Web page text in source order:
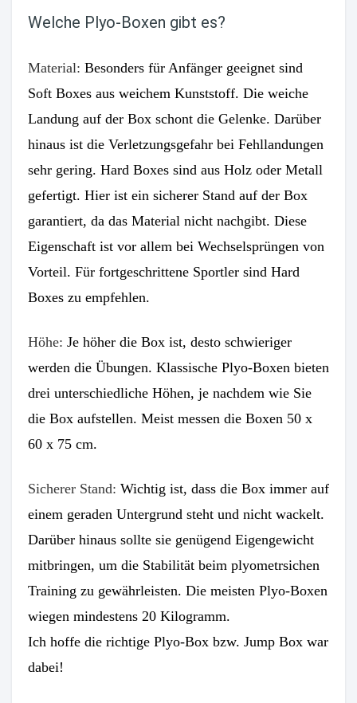
Welche Plyo-Boxen gibt es?
Material: Besonders für Anfänger geeignet sind
Soft Boxes aus weichem Kunststoff. Die weiche
Landung auf der Box schont die Gelenke. Darüber
hinaus ist die Verletzungsgefahr bei Fehllandungen
sehr gering. Hard Boxes sind aus Holz oder Metall
gefertigt. Hier ist ein sicherer Stand auf der Box
garantiert, da das Material nicht nachgibt. Diese
Eigenschaft ist vor allem bei Wechselsprüngen von
Vorteil. Für fortgeschrittene Sportler sind Hard
Boxes zu empfehlen.
Höhe: Je höher die Box ist, desto schwieriger
werden die Übungen. Klassische Plyo-Boxen bieten
drei unterschiedliche Höhen, je nachdem wie Sie
die Box aufstellen. Meist messen die Boxen 50 x
60 x 75 cm.
Sicherer Stand: Wichtig ist, dass die Box immer auf
einem geraden Untergrund steht und nicht wackelt.
Darüber hinaus sollte sie genügend Eigengewicht
mitbringen, um die Stabilität beim plyometrsichen
Training zu gewährleisten. Die meisten Plyo-Boxen
wiegen mindestens 20 Kilogramm.
Ich hoffe die richtige Plyo-Box bzw. Jump Box war
dabei!